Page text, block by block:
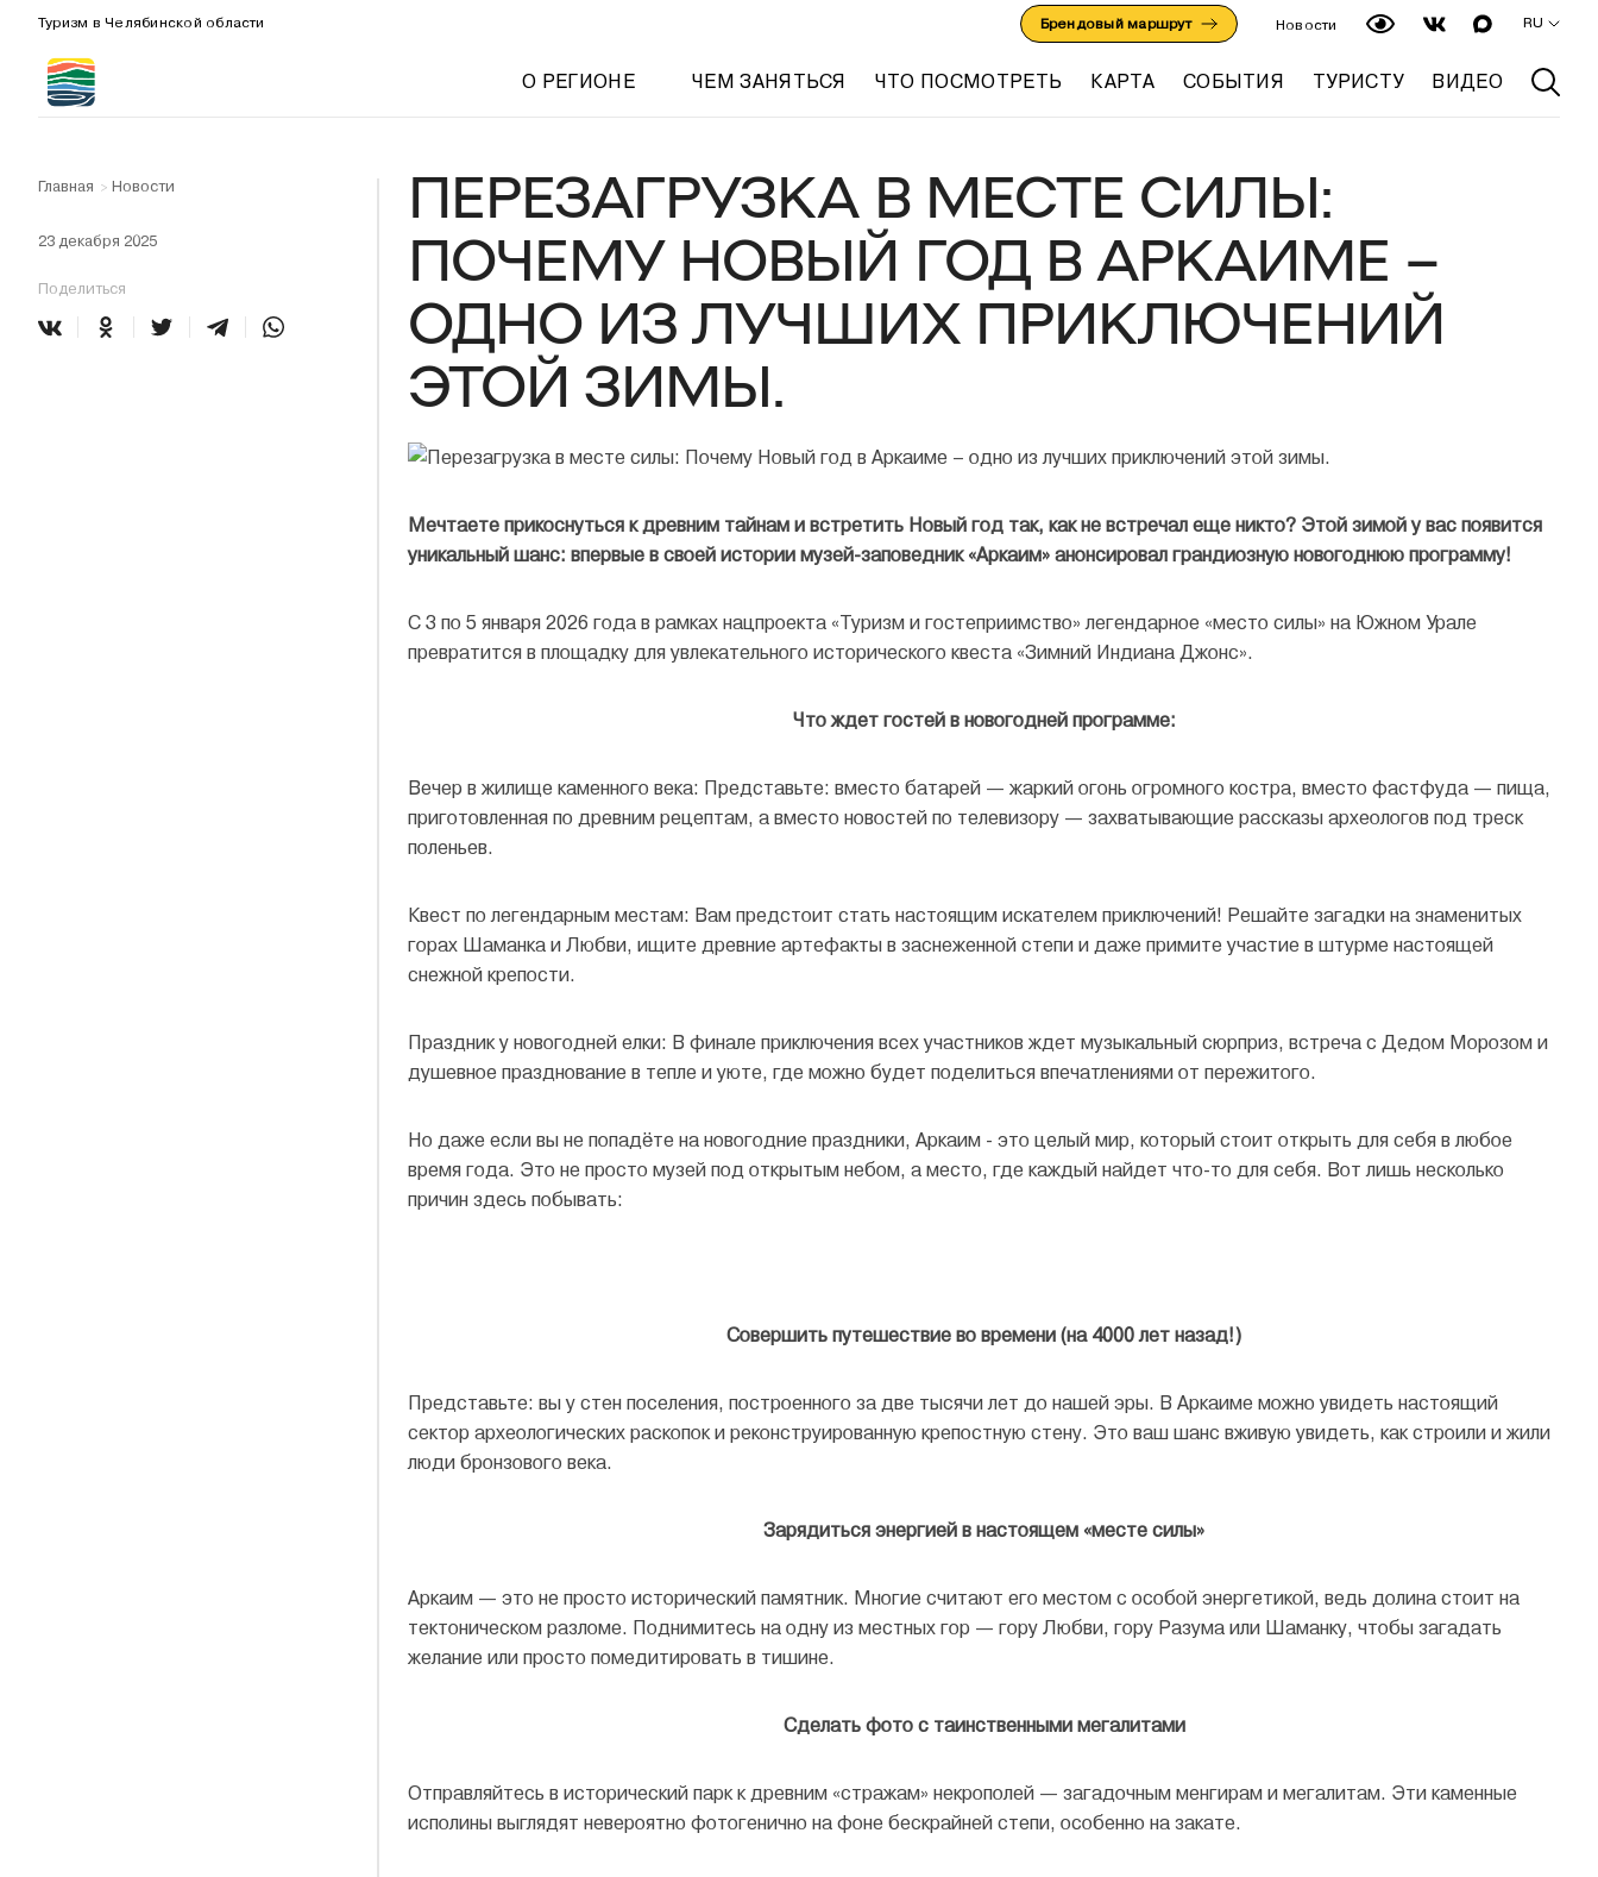
Туризм в Челябинской области Брендовый маршрут Новости RU
О РЕГИОНЕ ЧЕМ ЗАНЯТЬСЯ ЧТО ПОСМОТРЕТЬ КАРТА СОБЫТИЯ ТУРИСТУ ВИДЕО
Главная > Новости
23 декабря 2025
Поделиться
ПЕРЕЗАГРУЗКА В МЕСТЕ СИЛЫ:
ПОЧЕМУ НОВЫЙ ГОД В АРКАИМЕ –
ОДНО ИЗ ЛУЧШИХ ПРИКЛЮЧЕНИЙ
ЭТОЙ ЗИМЫ.
Мечтаете прикоснуться к древним тайнам и встретить Новый год так, как не встречал еще никто? Этой зимой у вас появится
уникальный шанс: впервые в своей истории музей-заповедник «Аркаим» анонсировал грандиозную новогоднюю программу!
С 3 по 5 января 2026 года в рамках нацпроекта «Туризм и гостеприимство» легендарное «место силы» на Южном Урале
превратится в площадку для увлекательного исторического квеста «Зимний Индиана Джонс».
Что ждет гостей в новогодней программе:
Вечер в жилище каменного века: Представьте: вместо батарей — жаркий огонь огромного костра, вместо фастфуда — пища,
приготовленная по древним рецептам, а вместо новостей по телевизору — захватывающие рассказы археологов под треск
поленьев.
Квест по легендарным местам: Вам предстоит стать настоящим искателем приключений! Решайте загадки на знаменитых
горах Шаманка и Любви, ищите древние артефакты в заснеженной степи и даже примите участие в штурме настоящей
снежной крепости.
Праздник у новогодней елки: В финале приключения всех участников ждет музыкальный сюрприз, встреча с Дедом Морозом и
душевное празднование в тепле и уюте, где можно будет поделиться впечатлениями от пережитого.
Но даже если вы не попадёте на новогодние праздники, Аркаим - это целый мир, который стоит открыть для себя в любое
время года. Это не просто музей под открытым небом, а место, где каждый найдет что-то для себя. Вот лишь несколько
причин здесь побывать:
Совершить путешествие во времени (на 4000 лет назад!)
Представьте: вы у стен поселения, построенного за две тысячи лет до нашей эры. В Аркаиме можно увидеть настоящий
сектор археологических раскопок и реконструированную крепостную стену. Это ваш шанс вживую увидеть, как строили и жили
люди бронзового века.
Зарядиться энергией в настоящем «месте силы»
Аркаим — это не просто исторический памятник. Многие считают его местом с особой энергетикой, ведь долина стоит на
тектоническом разломе. Поднимитесь на одну из местных гор — гору Любви, гору Разума или Шаманку, чтобы загадать
желание или просто помедитировать в тишине.
Сделать фото с таинственными мегалитами
Отправляйтесь в исторический парк к древним «стражам» некрополей — загадочным менгирам и мегалитам. Эти каменные
исполины выглядят невероятно фотогенично на фоне бескрайней степи, особенно на закате.